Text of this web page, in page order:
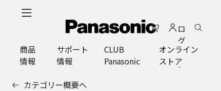
ロ
グ
イ
ン
商品
情報
サポート
情報
CLUB
Panasonic
オンライン
ストア
カテゴリー概要へ